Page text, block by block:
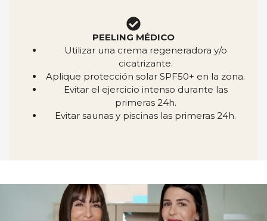
PEELING MÉDICO
Utilizar una crema regeneradora y/o
cicatrizante.
Aplique protección solar SPF50+ en la zona.
Evitar el ejercicio intenso durante las
primeras 24h.
Evitar saunas y piscinas las primeras 24h.